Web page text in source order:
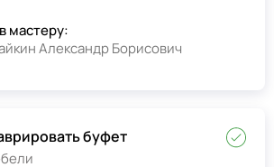
мастеру:
Александр Борисович
буфет